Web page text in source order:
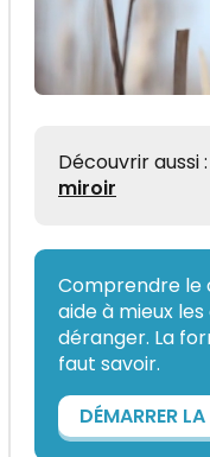
Découvrir aussi :
miroir
Comprendre le
aide à mieux
déranger. La
faut savoir.
DÉMARRER